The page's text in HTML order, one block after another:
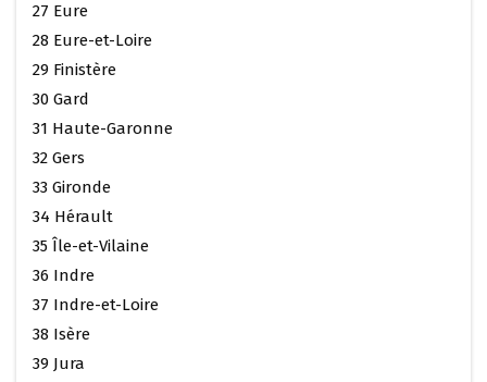
27 Eure
28 Eure-et-Loire
29 Finistère
30 Gard
31 Haute-Garonne
32 Gers
33 Gironde
34 Hérault
35 Île-et-Vilaine
36 Indre
37 Indre-et-Loire
38 Isère
39 Jura